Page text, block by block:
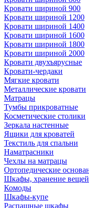
Кровати шириной 900
Кровати шириной 1200
Кровати шириной 1400
Кровати шириной 1600
Кровати шириной 1800
Кровати шириной 2000
Кровати двухъярусные
Кровати-чердаки
Мягкие кровати
Металлические кровати
Матрацы
Тумбы прикроватные
Косметические столики
Зеркала настенные
Ящики для кроватей
Текстиль для спальни
Наматрасники
Чехлы на матрацы
Ортопедические
Шкафы, хранение вещей
Комоды
Шкафы-купе
Распашные шкафы